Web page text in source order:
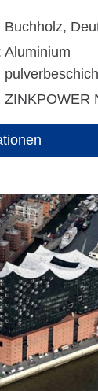
Buchholz,
Aluminium
ZINKPOWER